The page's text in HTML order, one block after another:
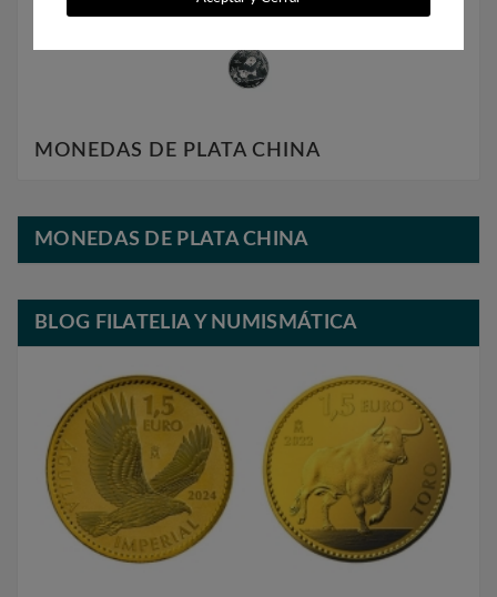
MONEDAS DE PLATA CHINA
MONEDAS DE PLATA CHINA
BLOG FILATELIA Y NUMISMÁTICA